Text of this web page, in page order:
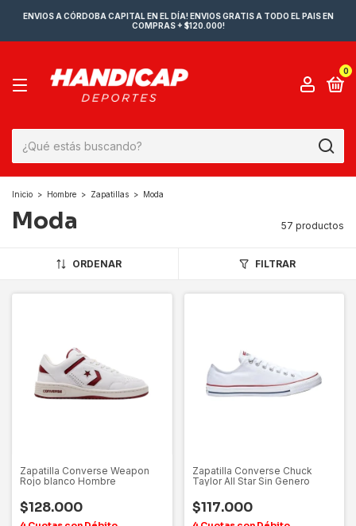
ENVIOS A CÓRDOBA CAPITAL EN EL DÍA! ENVIOS GRATIS A TODO EL PAIS EN
COMPRAS + $120.000!
0
Inicio > Hombre > Zapatillas > Moda
Moda 57 productos
ORDENAR FILTRAR
Zapatilla Converse Weapon
Rojo blanco Hombre
$128.000
Zapatilla Converse Chuck
Taylor All Star Sin Genero
$117.000